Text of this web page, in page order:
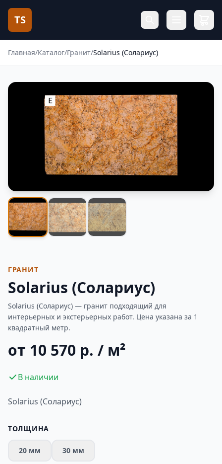
TS
Главная/Каталог/Гранит/Solarius (Солариус)
Фотогалерея
ГРАНИТ
Solarius (Солариус)
Solarius (Солариус) — гранит подходящий для
интерьерных и экстерьерных работ. Цена указана за 1
квадратный метр.
от 10 570 р. / м²
В наличии
Solarius (Солариус)
ТОЛЩИНА
20 мм 30 мм